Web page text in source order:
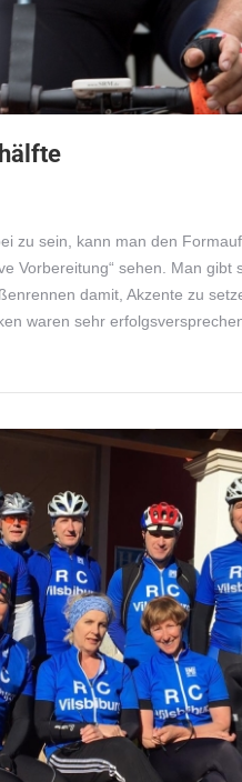
zu sein, kann man den
Vorbereitung“ sehen. Man gibt
damit, Akzente zu
waren sehr